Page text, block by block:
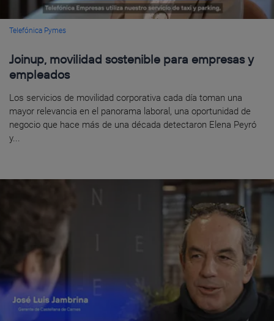
Telefónica Pymes
Joinup, movilidad sostenible para empresas y
empleados
Los servicios de movilidad corporativa cada día toman una
mayor relevancia en el panorama laboral, una oportunidad de
negocio que hace más de una década detectaron Elena Peyró
y...